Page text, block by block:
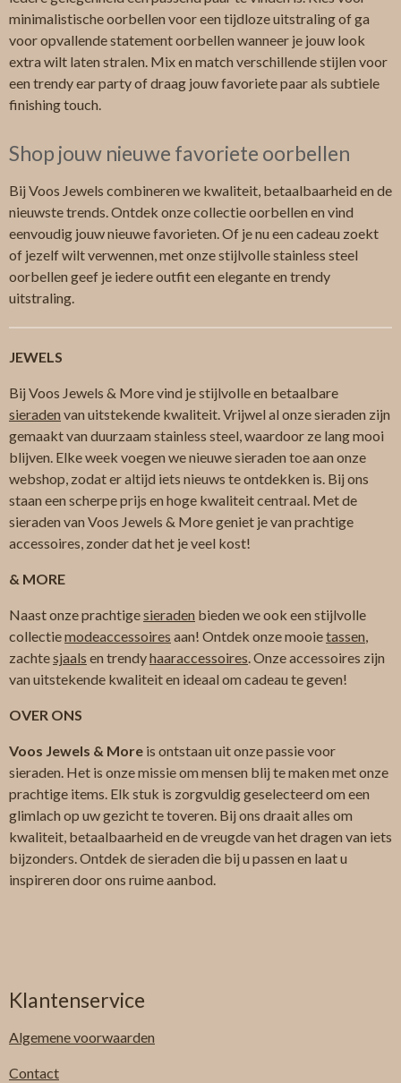
minimalistische oorbellen voor een tijdloze uitstraling of ga
voor opvallende statement oorbellen wanneer je jouw look
extra wilt laten stralen. Mix en match verschillende stijlen voor
een trendy ear party of draag jouw favoriete paar als subtiele
finishing touch.
Shop jouw nieuwe favoriete oorbellen
Bij Voos Jewels combineren we kwaliteit, betaalbaarheid en de
nieuwste trends. Ontdek onze collectie oorbellen en vind
eenvoudig jouw nieuwe favorieten. Of je nu een cadeau zoekt
of jezelf wilt verwennen, met onze stijlvolle stainless steel
oorbellen geef je iedere outfit een elegante en trendy
uitstraling.
JEWELS
Bij Voos Jewels & More vind je stijlvolle en betaalbare
sieraden van uitstekende kwaliteit. Vrijwel al onze sieraden zijn
gemaakt van duurzaam stainless steel, waardoor ze lang mooi
blijven. Elke week voegen we nieuwe sieraden toe aan onze
webshop, zodat er altijd iets nieuws te ontdekken is. Bij ons
staan een scherpe prijs en hoge kwaliteit centraal. Met de
sieraden van Voos Jewels & More geniet je van prachtige
accessoires, zonder dat het je veel kost!
& MORE
Naast onze prachtigesieraden bieden we ook een stijlvolle
collectiemodeaccessoires aan! Ontdek onze mooietassen,
zachtesjaals en trendyhaaraccessoires. Onze accessoires zijn
van uitstekende kwaliteit en ideaal om cadeau te geven!
OVER ONS
Voos Jewels & More is ontstaan uit onze passie voor
sieraden. Het is onze missie om mensen blij te maken met onze
prachtige items. Elk stuk is zorgvuldig geselecteerd om een
glimlach op uw gezicht te toveren. Bij ons draait alles om
kwaliteit, betaalbaarheid en de vreugde van het dragen van iets
bijzonders. Ontdek de sieraden die bij u passen en laat u
inspireren door ons ruime aanbod.
Klantenservice
Algemenevoorwaarden
Contact